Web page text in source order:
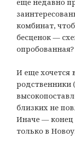
комбинат,
бесценок —
опробованная?
И еще хочется
родственники
близких не
Иначе — конец
только в